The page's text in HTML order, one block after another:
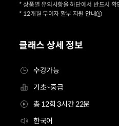
클래스 상세 정보
수강가능
기초~중급
총 12회 3시간 22분
한국어
* 상품별 유의사항을 하단에서 반드시 확
* 12개월 무이자 할부 지원 안내